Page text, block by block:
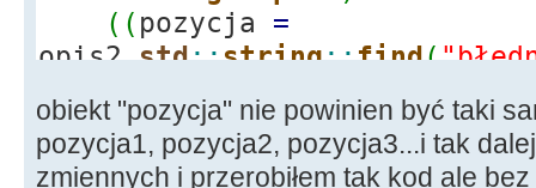
for(inti= ;i
x = ostatnio ]
if(x<=2
(pozycja opis2.std ::string:: find("duży
)
( ( pozycja =
opis2.std::string::find(
(( pozycja=
opis2.std::string::find(
obiekt "pozycja" nie powinien być taki
pozycja1, pozycja2, pozycja3...i tak
zmiennych i przerobiłem tak kod ale